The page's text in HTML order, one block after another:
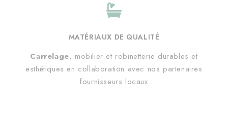
MATÉRIAUX DE QUALITÉ
Carrelage, mobilier et robinetterie durables et
esthétiques en collaboration avec nos partenaires
fournisseurs locaux